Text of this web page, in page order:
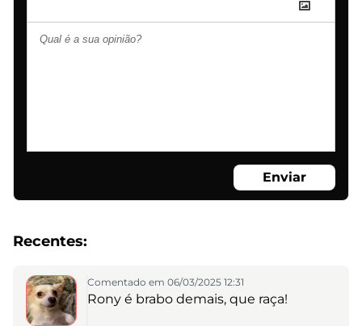
Enviar
Recentes:
Comentado em 06/03/2025 12:31
Rony é brabo demais, que raça!